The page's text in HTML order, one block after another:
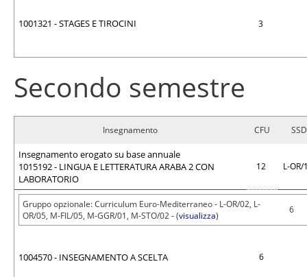
1001321 - STAGES E TIROCINI 3
Secondo semestre
Insegnamento CFU SSD
Insegnamento erogato su base annuale
1015192 - LINGUA E LETTERATURA ARABA 2 CON
LABORATORIO
12 L-
Gruppo opzionale: Curriculum Euro-Mediterraneo - L-OR/02, L-
OR/05, M-FIL/05, M-GGR/01, M-STO/02 - (visualizza)
6
1004570 - INSEGNAMENTO A SCELTA 6